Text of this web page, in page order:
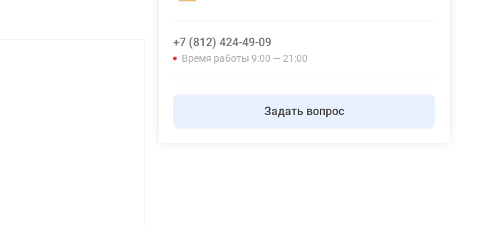
+7 (812) 424-49-09
Время работы 9:00 — 21:00
Задать вопрос